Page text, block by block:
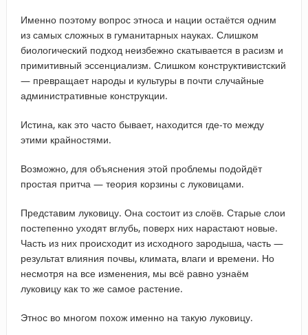
Именно поэтому вопрос этноса и нации остаётся одним
из самых сложных в гуманитарных науках. Слишком
биологический подход неизбежно скатывается в расизм и
примитивный эссенциализм. Слишком конструктивистский
— превращает народы и культуры в почти случайные
административные конструкции.
Истина, как это часто бывает, находится где-то между
этими крайностями.
Возможно, для объяснения этой проблемы подойдёт
простая притча — теория корзины с луковицами.
Представим луковицу. Она состоит из слоёв. Старые слои
постепенно уходят вглубь, поверх них нарастают новые.
Часть из них происходит из исходного зародыша, часть —
результат влияния почвы, климата, влаги и времени. Но
несмотря на все изменения, мы всё равно узнаём
луковицу как то же самое растение.
Этнос во многом похож именно на такую луковицу.